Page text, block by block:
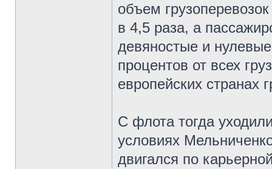
объем
в 4,5 раза, а
девяностые и
процентов от всех
европейских странах
С флота тогда
условиях
двигался по